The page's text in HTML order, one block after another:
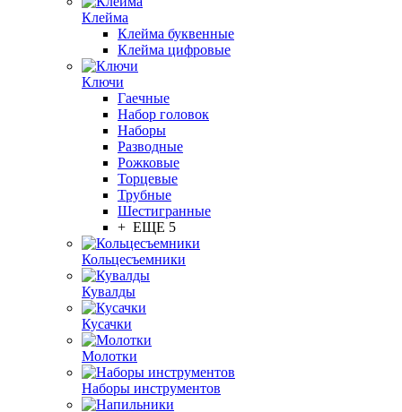
Клейма
Клейма буквенные
Клейма цифровые
Ключи
Гаечные
Набор головок
Наборы
Разводные
Рожковые
Торцевые
Трубные
Шестигранные
+ ЕЩЕ 5
Кольцесъемники
Кувалды
Кусачки
Молотки
Наборы инструментов